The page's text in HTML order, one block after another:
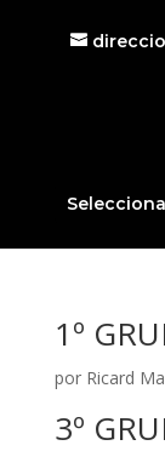
1º
por Ricard
3º